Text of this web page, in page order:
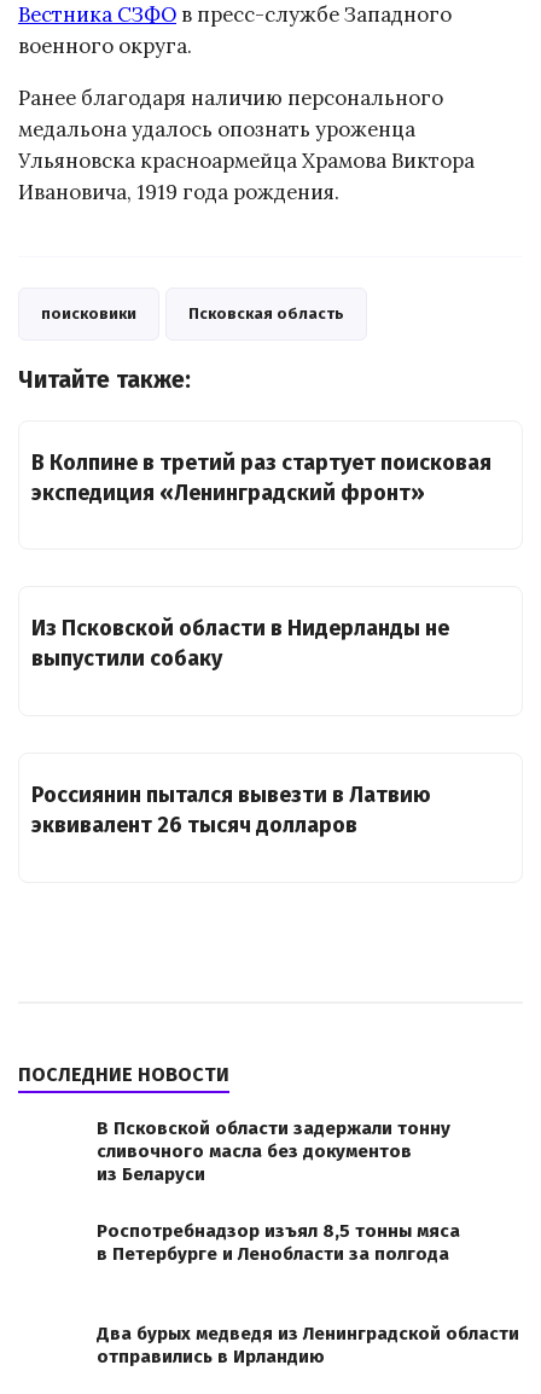
Вестника СЗФО в пресс-службе Западного
военного округа.
Ранее благодаря наличию персонального
медальона удалось опознать уроженца
Ульяновска красноармейца Храмова Виктора
Ивановича, 1919 года рождения.
поисковики Псковская область
Читайте также:
В Колпине в третий раз стартует поисковая
экспедиция «Ленинградский фронт»
Из Псковской области в Нидерланды не
выпустили собаку
Россиянин пытался вывезти в Латвию
эквивалент 26 тысяч долларов
ПОСЛЕДНИЕ НОВОСТИ
В Псковской области задержали тонну
сливочного масла без документов
из Беларуси
Роспотребнадзор изъял 8,5 тонны мяса
в Петербурге и Ленобласти за полгода
Два бурых медведя из Ленинградской области
отправились в Ирландию